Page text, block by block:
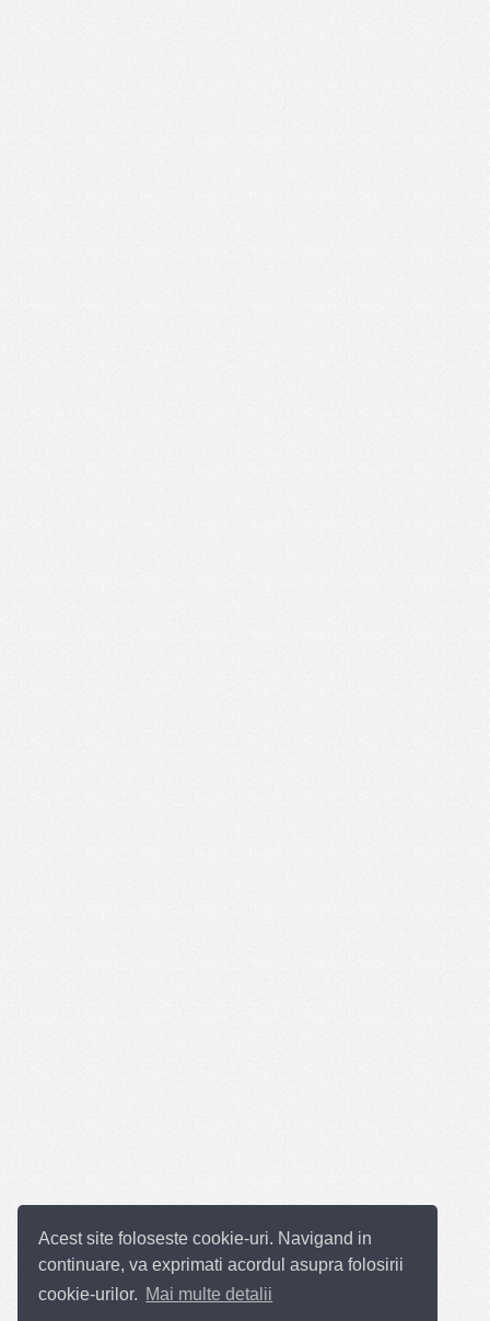
Acest site foloseste cookie-uri. Navigand in
continuare, va exprimati acordul asupra folosirii
cookie-urilor. Mai multe detalii